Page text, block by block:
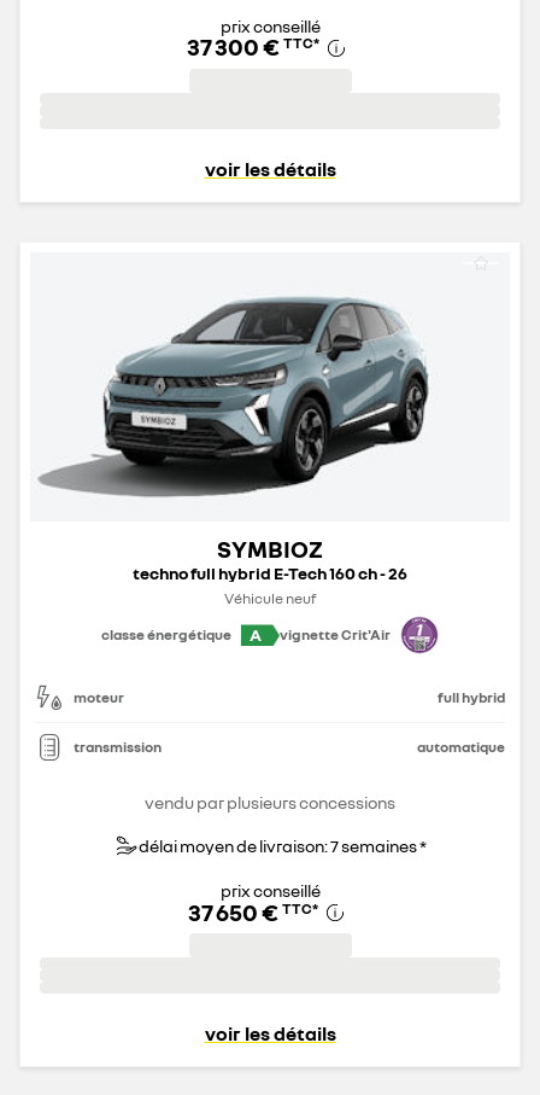
prix conseillé
37 300 € TTC*
voir les détails
SYMBIOZ
techno full hybrid E-Tech 160 ch - 26
Véhicule neuf
classe énergétique
A vignette Crit'Air
moteur full hybrid
transmission automatique
vendu par plusieurs concessions
délai moyen de livraison: 7 semaines *
prix conseillé
37 650 € TTC*
voir les détails